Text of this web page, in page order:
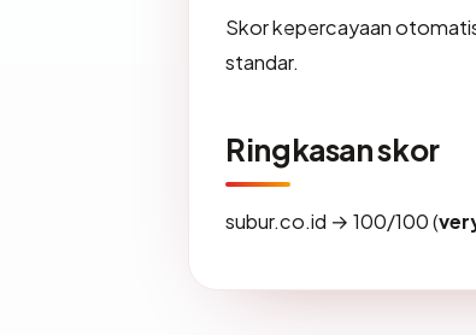
Skor kepercayaan
standar.
Ringkasan skor
subur.co.id → 100/100 (